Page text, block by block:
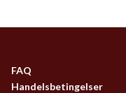
FAQ
Handelsbetingelser